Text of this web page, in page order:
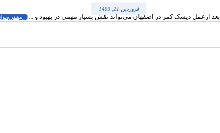
فروردین 21, 1403
بعد ازعمل دیسک کمر در اصفهان می‌تواند نقش بسیار مهمی در بهبود و ... بیشتر